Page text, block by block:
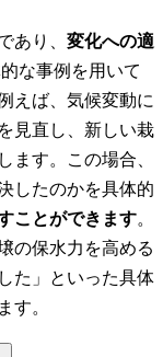
あり、 変化への適
な事例を用いて
えば、気候変動に
見直し、新しい栽
ます。この場合、
したのかを具体的
ことができます。
の保水力を高める
た」といった具体
す。